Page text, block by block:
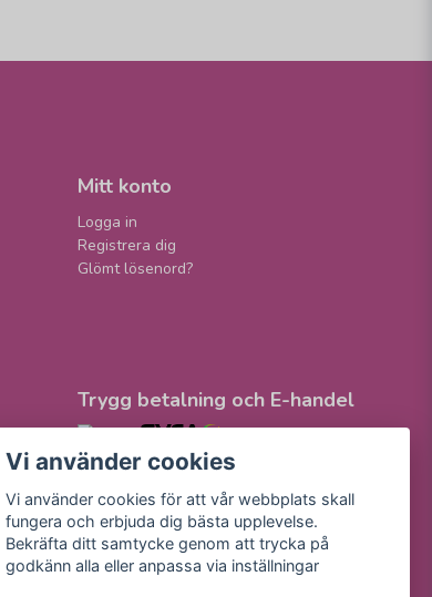
Mitt konto
Logga in
Registrera dig
Glömt lösenord?
Trygg betalning och E-handel
Vi använder cookies
Vi använder cookies för att vår webbplats skall
fungera och erbjuda dig bästa upplevelse.
Bekräfta ditt samtycke genom att trycka på
godkänn alla eller anpassa via inställningar